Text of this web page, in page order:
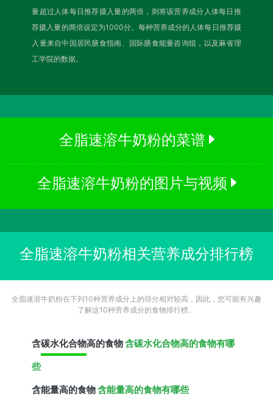
量超过人体每日推荐摄入量的两倍，则将该营养成分人体每日推
荐摄入量的两倍设定为1000分。每种营养成分的人体每日推荐摄
入量来自中国居民膳食指南、国际膳食能量咨询组，以及麻省理
工学院的数据。
全脂速溶牛奶粉的菜谱
全脂速溶牛奶粉的图片与视频
全脂速溶牛奶粉相关营养成分排行榜
全脂速溶牛奶粉在下列10种营养成分上的得分相对较高，因此，您可能有兴趣
了解这10种营养成分的食物排行榜。
含碳水化合物高的食物含碳水化合物高的食物有哪
些
含能量高的食物含能量高的食物有哪些